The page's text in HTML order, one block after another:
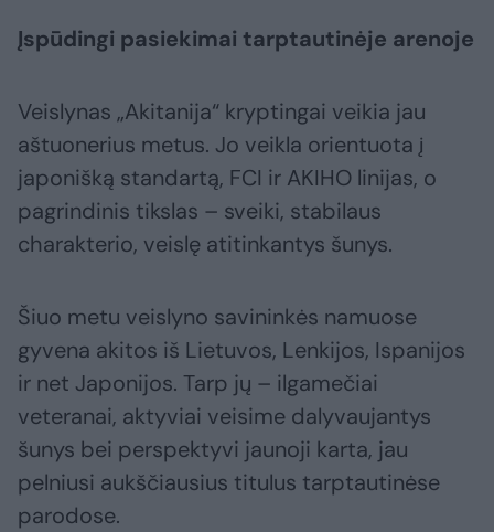
Įspūdingi pasiekimai tarptautinėje arenoje
Veislynas „Akitanija“ kryptingai veikia jau
aštuonerius metus. Jo veikla orientuota į
japonišką standartą, FCI ir AKIHO linijas, o
pagrindinis tikslas – sveiki, stabilaus
charakterio, veislę atitinkantys šunys.
Šiuo metu veislyno savininkės namuose
gyvena akitos iš Lietuvos, Lenkijos, Ispanijos
ir net Japonijos. Tarp jų – ilgamečiai
veteranai, aktyviai veisime dalyvaujantys
šunys bei perspektyvi jaunoji karta, jau
pelniusi aukščiausius titulus tarptautinėse
parodose.